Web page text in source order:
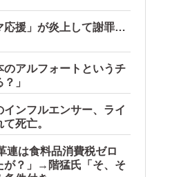
応援」が炎上して謝罪…
のアルフォートというチ
」
インフルエンサー、ライ
死亡。
連は食料品消費税ゼロ
が？」→階猛氏「そ、そ